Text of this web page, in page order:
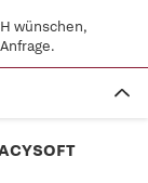
wünschen,